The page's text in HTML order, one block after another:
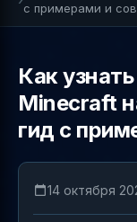
с примерами и
Как
Minecraft
гид с
14 октября